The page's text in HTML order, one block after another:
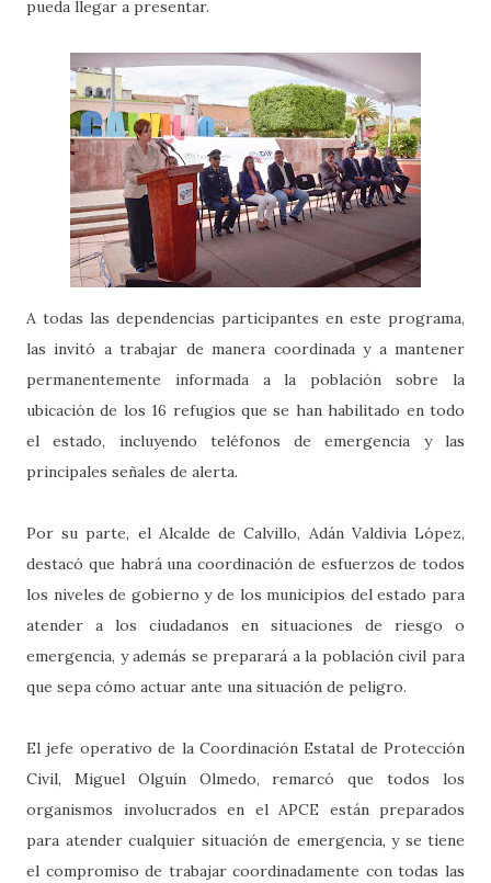
pueda llegar a presentar.
A todas las dependencias participantes en este programa,
las invitó a trabajar de manera coordinada y a mantener
permanentemente informada a la población sobre la
ubicación de los 16 refugios que se han habilitado en todo
el estado, incluyendo teléfonos de emergencia y las
principales señales de alerta.
Por su parte, el Alcalde de Calvillo, Adán Valdivia López,
destacó que habrá una coordinación de esfuerzos de todos
los niveles de gobierno y de los municipios del estado para
atender a los ciudadanos en situaciones de riesgo o
emergencia, y además se preparará a la población civil para
que sepa cómo actuar ante una situación de peligro.
El jefe operativo de la Coordinación Estatal de Protección
Civil, Miguel Olguín Olmedo, remarcó que todos los
organismos involucrados en el APCE están preparados
para atender cualquier situación de emergencia, y se tiene
el compromiso de trabajar coordinadamente con todas las